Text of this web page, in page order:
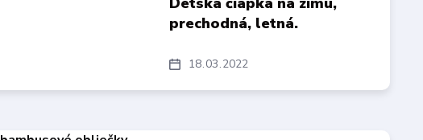
18 03 2022
prechodná, letná.